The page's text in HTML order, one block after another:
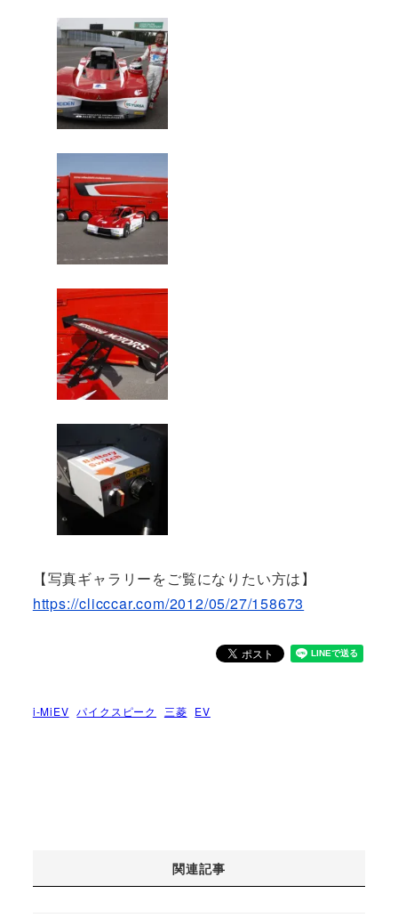
【写真ギャラリーをご覧になりたい方は】
https://clicccar.com/2012/05/27/158673
i-MiEV パイクスピーク 三菱 EV
関連記事